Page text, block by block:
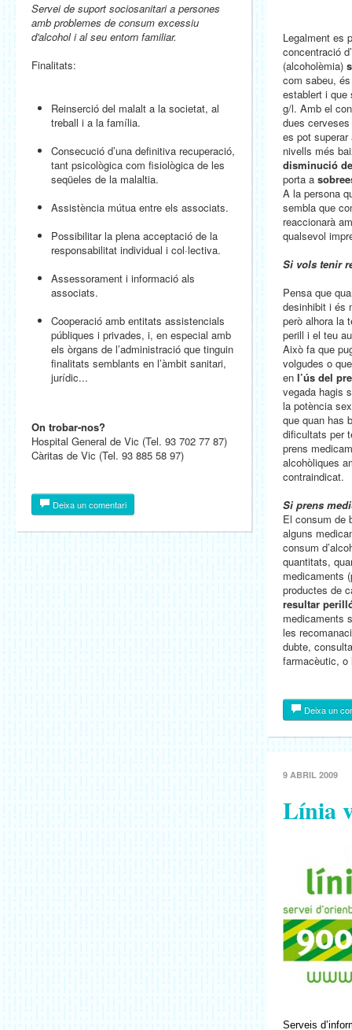
Servei de suport sociosanitari a persones
amb problemes de consum excessiu
d'alcohol i al seu entorn familiar.
Finalitats:
Reinserció del malalt a la societat, al
treball i a la família.
Consecució d’una definitiva recuperació,
tant psicològica com fisiològica de les
seqüeles de la malaltia.
Assistència mútua entre els associats.
Possibilitar la plena acceptació de la
responsabilitat individual i col·lectiva.
Assessorament i informació als
associats.
Cooperació amb entitats assistencials
públiques i privades, i, en especial amb
els òrgans de l’administració que tinguin
finalitats semblants en l’àmbit sanitari,
jurídic...
On trobar-nos?
Hospital General de Vic (Tel. 93 702 77 87)
Càritas de Vic (Tel. 93 885 58 97)
Deixa un comentari
Legalment es
concentració
(alcoholèmia)
com sabeu,
establert i que
g/l. Amb el
dues
es pot
nivells més
disminució
porta a
A la persona
sembla que
reaccionarà
qualsevol
Si vols tenir
Pensa que
desinhibit i és
però alhora la
perill i el teu
Això fa que
volgudes o
en l’ús del
vegada hagis
la potència
que quan has
dificultats per
prens
alcohòliques
contraindicat.
Si prens
El consum de
alguns
consum
quantitats,
medicaments
productes de
resultar
medicaments
les
dubte,
farmacèutic, o
Deixa un
9 ABRIL 2009
Línia
Serveis